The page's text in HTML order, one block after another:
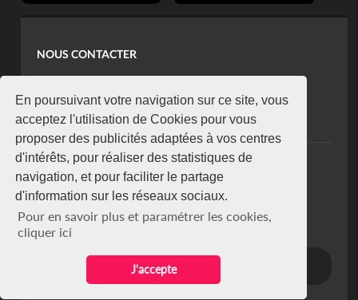
En poursuivant votre navigation sur ce site, vous
acceptez l'utilisation de Cookies pour vous
proposer des publicités adaptées à vos centres
d'intérêts, pour réaliser des statistiques de
navigation, et pour faciliter le partage
d'information sur les réseaux sociaux.
Pour en savoir plus et paramétrer les cookies,
cliquer ici
J'accepte
NOUS CONTACTER
koaci@yahoo.fr
+225 07 08 85 52 93
NEWSLETTER
Restez connecté via notre newsletter
S'abonner
Se désabonner